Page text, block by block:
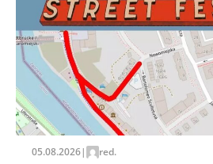
Zapamiętaj moje dane w tej
pisania kolejnych
05.08.2026| red.